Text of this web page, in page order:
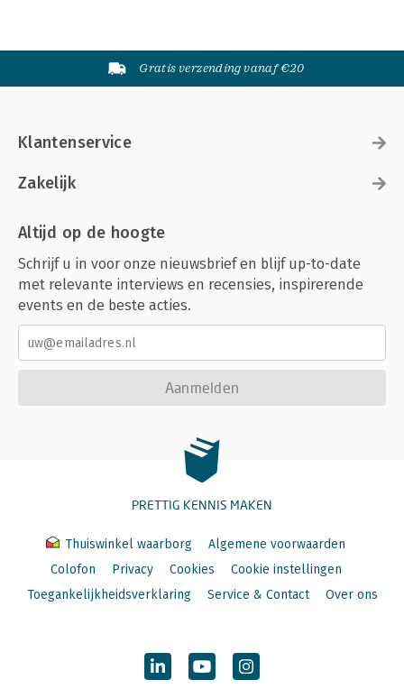
Gratis verzending vanaf €20
Klantenservice
Zakelijk
Altijd op de hoogte
Schrijf u in voor onze nieuwsbrief en blijf up-to-date
met relevante interviews en recensies, inspirerende
events en de beste acties.
Aanmelden
PRETTIG KENNIS MAKEN
Thuiswinkel waarborg
Algemene voorwaarden
Colofon
Privacy Cookies
Cookie instellingen
Toegankelijkheidsverklaring
Service & Contact Over ons